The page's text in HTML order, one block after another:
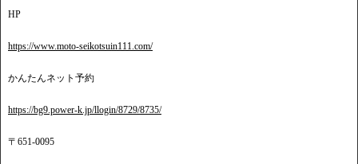
HP
https://www.moto-seikotsuin111.com/
かんたんネット予約
https://bg9.power-k.jp/llogin/8729/8735/
〒651-0095